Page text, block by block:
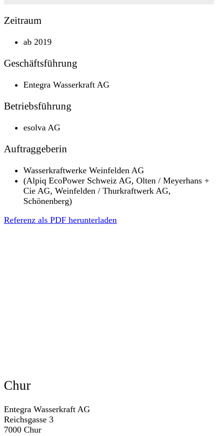
Zeitraum
ab 2019
Geschäftsführung
Entegra Wasserkraft AG
Betriebsführung
esolva AG
Auftraggeberin
Wasserkraftwerke Weinfelden AG
(Alpiq EcoPower Schweiz AG, Olten / Meyerhans +
Cie AG, Weinfelden / Thurkraftwerk AG,
Schönenberg)
Referenz als PDF herunterladen
Chur
Entegra Wasserkraft AG
Reichsgasse 3
7000 Chur